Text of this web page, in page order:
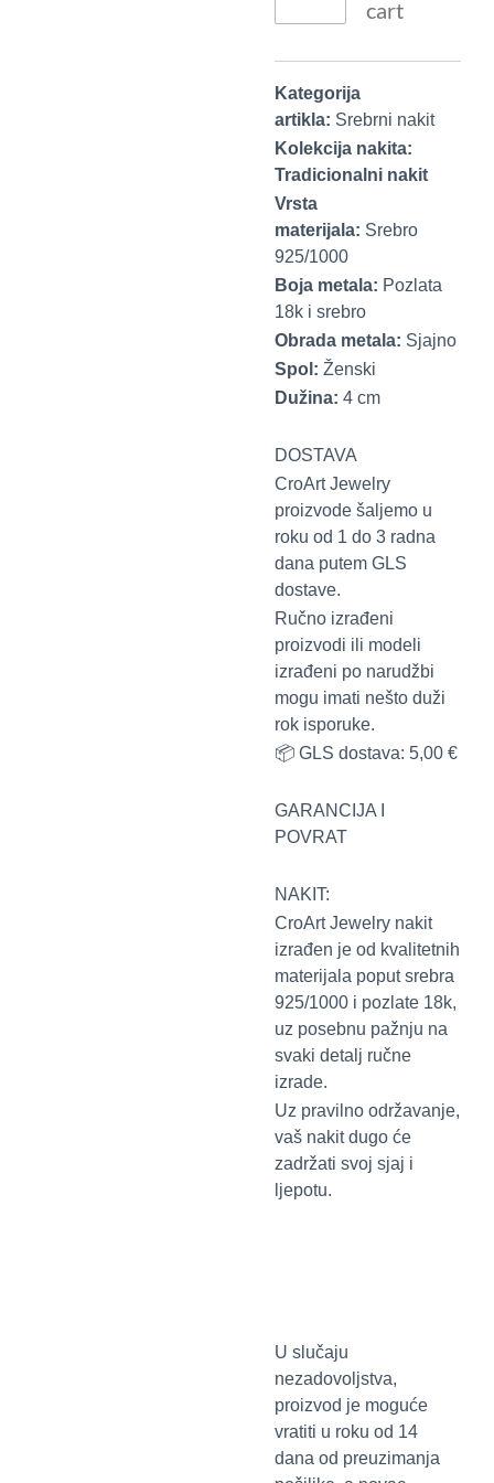
cart
Kategorija
artikla: Srebrni nakit
Kolekcija nakita:
Tradicionalni nakit
Vrsta
materijala: Srebro
925/1000
Boja metala: Pozlata
18k i srebro
Obrada metala: Sjajno
Spol: Ženski
Dužina: 4 cm
DOSTAVA
CroArt Jewelry
proizvode šaljemo u
roku od 1 do 3 radna
dana putem GLS
dostave.
Ručno izrađeni
proizvodi ili modeli
izrađeni po narudžbi
mogu imati nešto duži
rok isporuke.
📦 GLS dostava: 5,00 €
GARANCIJA I
POVRAT
NAKIT:
CroArt Jewelry nakit
izrađen je od kvalitetnih
materijala poput srebra
925/1000 i pozlate 18k,
uz posebnu pažnju na
svaki detalj ručne
izrade.
Uz pravilno održavanje,
vaš nakit dugo će
zadržati svoj sjaj i
ljepotu.
U slučaju
nezadovoljstva,
proizvod je moguće
vratiti u roku od 14
dana od preuzimanja